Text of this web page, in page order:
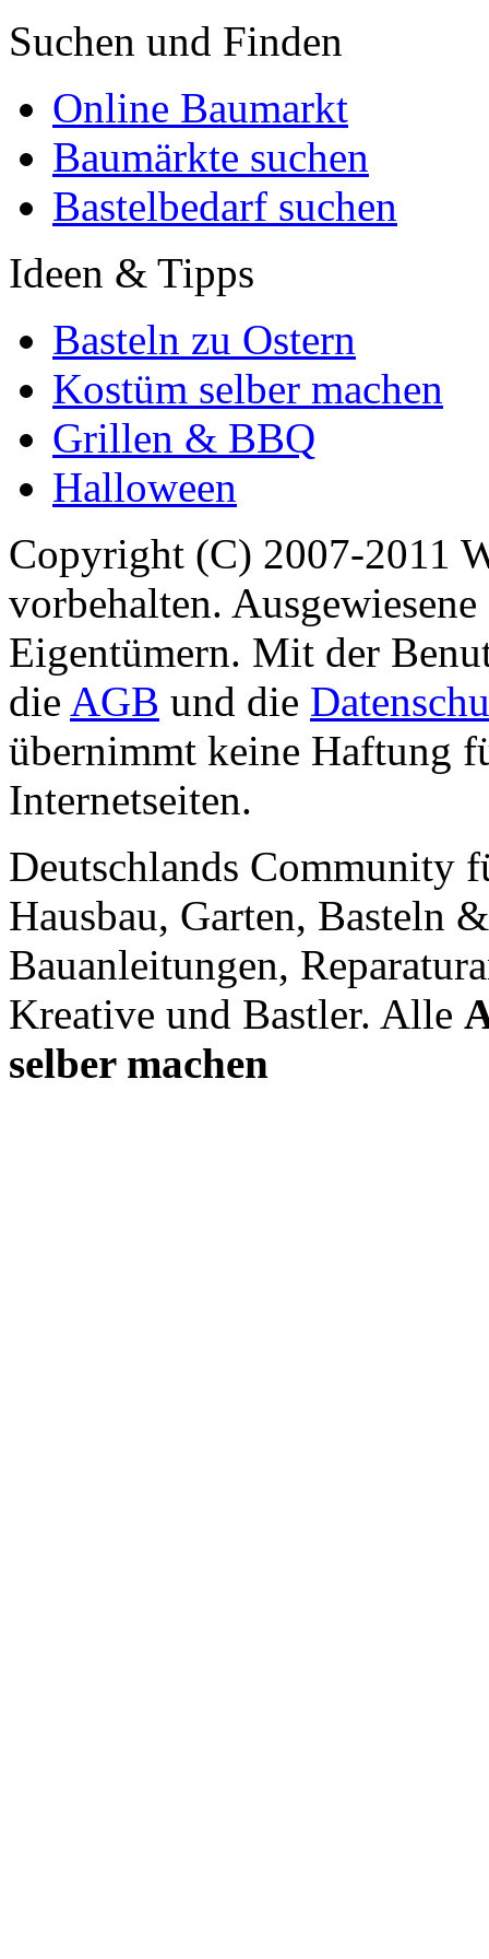
Suchen und Finden
Online Baumarkt
Baumärkte suchen
Bastelbedarf suchen
Ideen & Tipps
Basteln zu Ostern
Kostüm selber machen
Grillen & BBQ
Halloween
Copyright (C) 2007-2011
vorbehalten.
Eigentümern. Mit der
die AGB und die
übernimmt keine Haftung
Internetseiten.
Deutschlands Community
Hausbau, Garten, Basteln
Bauanleitungen,
Kreative und Bastler. Alle
selber machen